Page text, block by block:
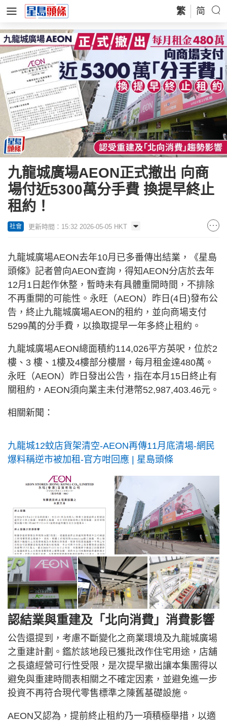
繁 简
九龍城廣場AEON正式撤出 向商
場付近5300萬分手費 換提早終止
租約！
社會 更新時間：15:32 2026-05-05 HKT
九龍城廣場AEON去年10月已多番傳出結業，《星島
頭條》記者曾向AEON查詢，得知AEON分店於去年
12月1日起作休整，暫時未有具體重開時間，不排除
不再重開的可能性。永旺（AEON）昨日(4日)發布公
告，終止九龍城廣場AEON的租約，並向商場支付
5299萬的分手費，以換取提早一年多終止租約。
九龍城廣場AEON總面積約114,026平方英呎，位於2
樓、3 樓、1樓及4樓部分樓層，每月租金達480萬。
永旺（AEON）昨日發出公告，指在本月15日終止有
關租約，AEON須向業主未付港幣52,987,403.46元。
相關新聞：
九龍城12蚊店貨架清空-AEON再傳11月底清場-網民
爆料稱逆市被加租-官方咁回應 | 星島頭條
認結業與重建及「北向消費」消費影響
公告還提到，考慮不斷變化之商業環境及九龍城廣場
之重建計劃。鑑於該地段已獲批改作住宅用途，店舖
之長遠經營可行性受限，是次提早撤出讓本集團得以
避免與重建時間表相關之不確定因素，並避免進一步
投資不再符合現代零售標準之陳舊基礎設施。
AEON又認為，提前終止租約乃一項積極舉措，以適